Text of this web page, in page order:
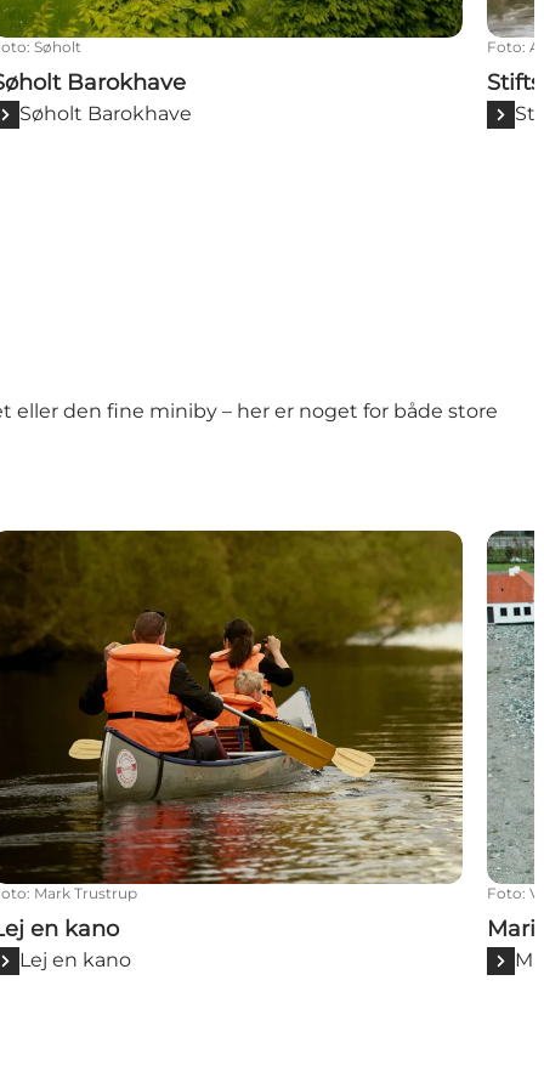
: Søholt
Barokhave
Søholt Barokhave
Foto:
eller den fine miniby – her er noget for både store
en kano
: Mark Trustrup
en kano
Lej en kano
Foto: